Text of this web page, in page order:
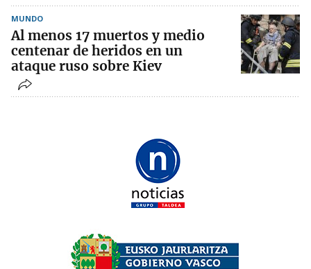
MUNDO
Al menos 17 muertos y medio
centenar de heridos en un
ataque ruso sobre Kiev